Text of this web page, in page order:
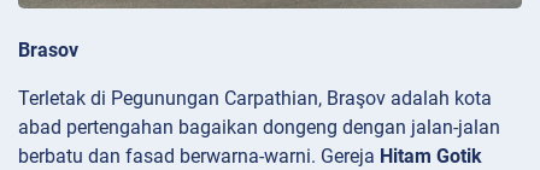
Brasov
Terletak di Pegunungan Carpathian, Braşov adalah kota
abad pertengahan bagaikan dongeng dengan jalan-jalan
berbatu dan fasad berwarna-warni. Gereja Hitam Gotik